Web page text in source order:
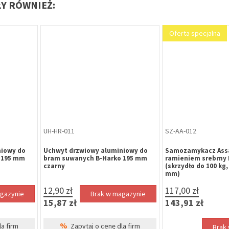
RÓWNIEŻ:
GEZE TS
SK-SK-004
Szafka na klucze SK60 na zamek
kasetkowy, 60 haczyków
215,13 zł
264,61 zł
Brak w magazynie
GA-DO-100
Gałka stała z
HARKO, rozstaw
trzpień 8mm
nierdzewna
30,75 zł
37,82 zł
Zapytaj o